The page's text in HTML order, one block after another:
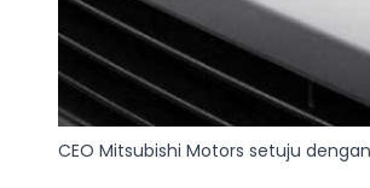
CEO Mitsubishi Motors setuju